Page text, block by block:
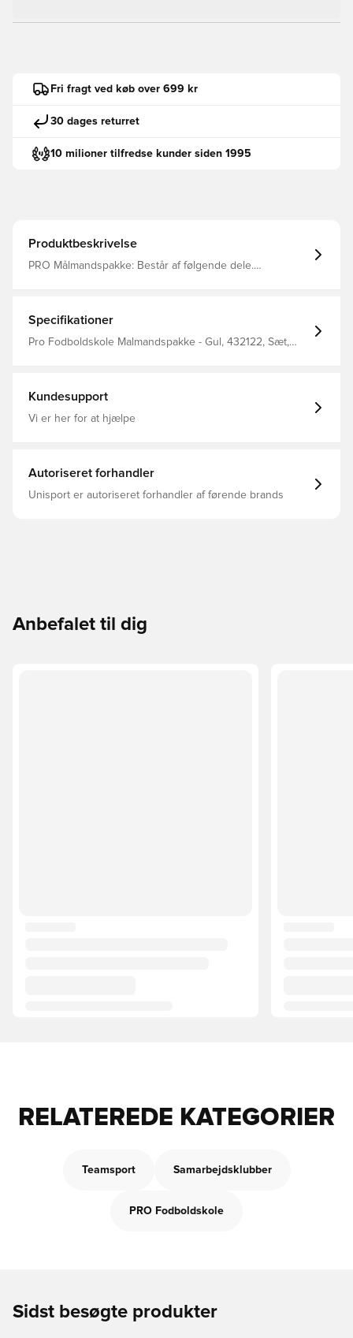
Fri fragt ved køb over 699 kr
30 dages returret
10 milioner tilfredse kunder siden 1995
Produktbeskrivelse
PRO Målmandspakke: Består af følgende dele.
Specifikationer
Pro Fodboldskole Malmandspakke - Gul, 432122, Sæt,
Kundesupport
Vi er her for at hjælpe
Autoriseret forhandler
Unisport er autoriseret forhandler af førende brands
Anbefalet til dig
RELATEREDE KATEGORIER
Teamsport Samarbejdsklubber
PRO Fodboldskole
Sidst besøgte produkter